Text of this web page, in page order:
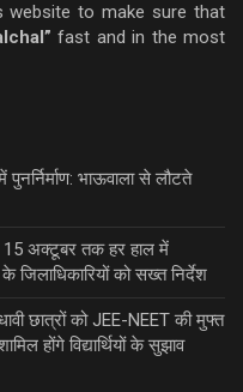
website to make sure that
fast and in the most
भाऊवाला से लौटते
अक्टूबर तक हर हाल में
को सख्त निर्देश
छात्रों को JEE-NEET की मुफ्त
होंगे विद्यार्थियों के सुझाव